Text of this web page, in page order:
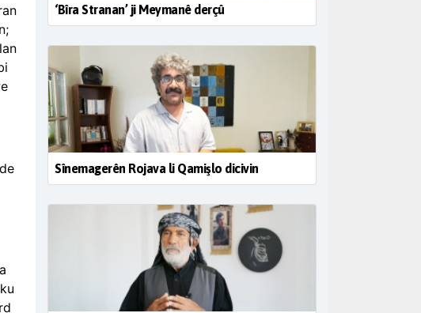
‘Bîra Stranan’ ji Meymanê derçû
Sînemagerên Rojava li Qamişlo dicivin